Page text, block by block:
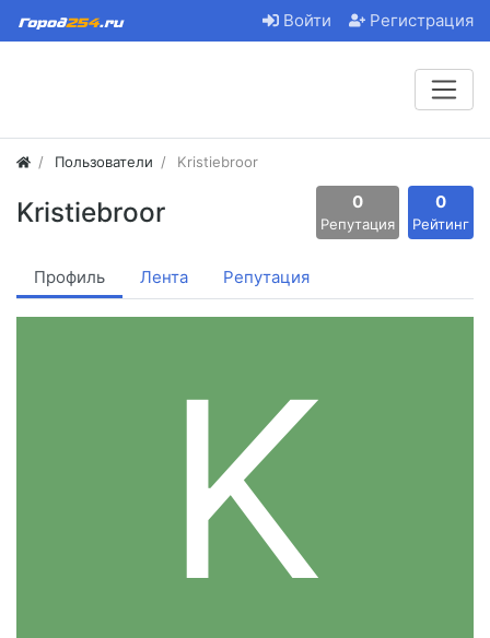
Войти Регистрация
Пользователи Kristiebroor
Kristiebroor 0
Репутация
0
Рейтинг
Профиль Лента Репутация
K